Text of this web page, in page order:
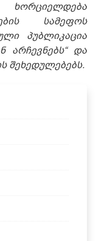
სამეფოს
პუბლიკაცია
არჩევნებს“ და
შეხედულებებს.